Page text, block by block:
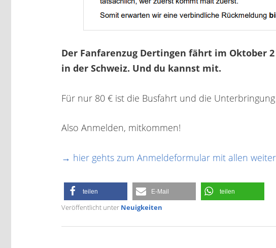
Der Fanfarenzug Dertingen fährt im Oktober
in der Schweiz. Und du kannst mit.
Für nur 80 € ist die Busfahrt und die
Also Anmelden, mitkommen!
→ hier gehts zum Anmeldeformular mit allen
teilen E-Mail teilen
Veröffentlicht unter Neuigkeiten